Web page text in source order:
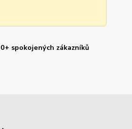
spokojených zákazníků